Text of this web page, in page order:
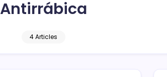
Antirrábica
4 Articles